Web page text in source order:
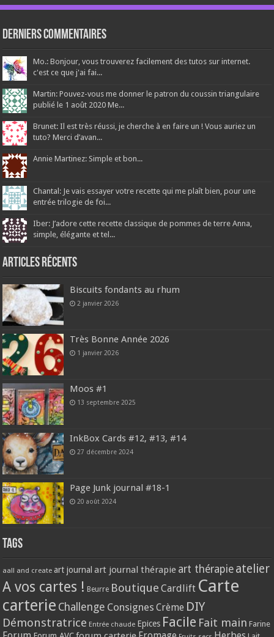
Derniers Commentaires
Mo.: Bonjour, vous trouverez facilement des tutos sur internet.
c'est ce que j'ai fai...
Martin: Pouvez-vous me donner le patron du coussin triangulaire
publié le 1 août 2020 Me...
Brunet: Il est très réussi, je cherche à en faire un ! Vous auriez un
tuto? Merci d’avan...
Annie Martinez: Simple et bon...
Chantal: Je vais essayer votre recette qui me plaît bien, pour une
entrée trilogie de foi...
Iber: J’adore cette recette classique de pommes de terre Anna,
simple, élégante et tel...
Articles récents
Biscuits fondants au rhum
2 janvier 2026
Très Bonne Année 2026
1 janvier 2026
Moos #1
13 septembre 2025
InkBox Cards #12, #13, #14
27 décembre 2024
Page Junk journal #18-1
20 août 2024
Tags
aall and create art journal art journal thérapie art thérapie atelier
A vos cartes ! Beurre Boutique Cardlift Carte
carterie Challenge Consignes Crème DIY
Démonstratrice Entrée chaude Epices Facile Fait main Farine